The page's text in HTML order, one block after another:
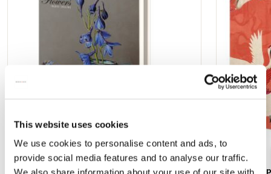
This website uses cookies
We use cookies to personalise content and ads, to
provide social media features and to analyse our traffic.
Kaartenmapje met env, groot: Beautiful